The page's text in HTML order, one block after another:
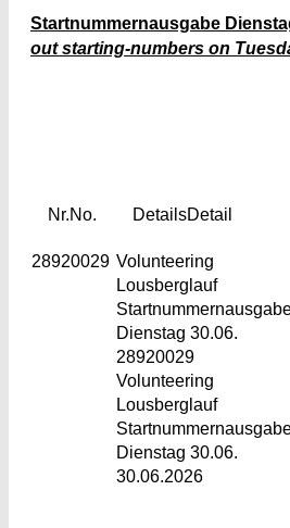
Startnummernausgabe
out starting-numbers on
Nr.No. DetailsDetail
28920029 Volunteering
Lousberglauf
Dienstag 30.06.
28920029
Volunteering
Lousberglauf
Dienstag 30.06.
30.06.2026